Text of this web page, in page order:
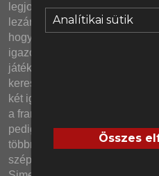
Analítikai sütik
Összes
legjobb döntéseket! Nicolas
lezárult, és végül tényleg a
hogy jövőre akár a klub
igazolása lehessen. Az utolsó
játékosokkal a Borussia
kereső Bayer Leverkusen is.
két igazán okosnak tűnő
a francia vonalnak szavazott
pedig lehet megint rossz lóra
többnyire nem a nagy
szépen pótolta a távozóit és